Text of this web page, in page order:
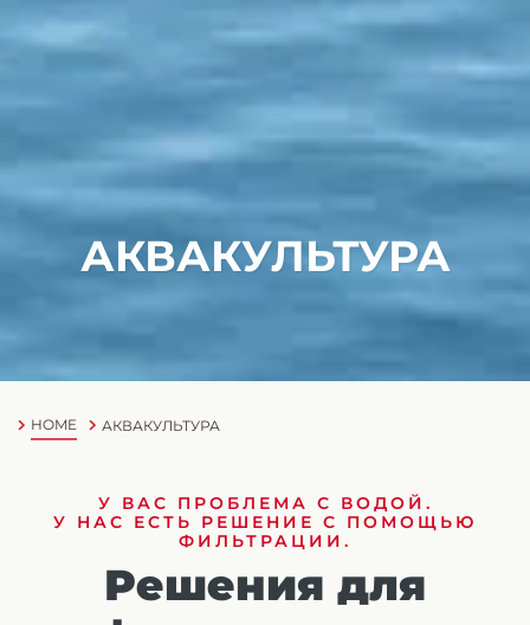
АКВАКУЛЬТУРА
HOME АКВАКУЛЬТУРА
У ВАС ПРОБЛЕМА С ВОДОЙ.
У НАС ЕСТЬ РЕШЕНИЕ С ПОМОЩЬЮ
ФИЛЬТРАЦИИ.
Решения для